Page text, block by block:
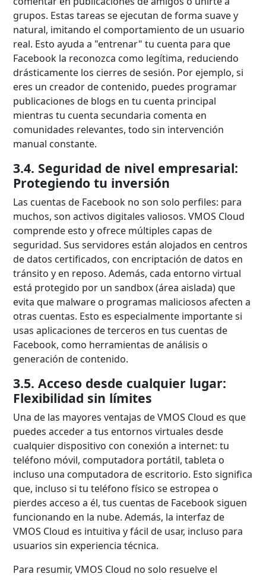
grupos. Estas tareas se ejecutan de forma suave y
natural, imitando el comportamiento de un usuario
real. Esto ayuda a "entrenar" tu cuenta para que
Facebook la reconozca como legítima, reduciendo
drásticamente los cierres de sesión. Por ejemplo, si
eres un creador de contenido, puedes programar
publicaciones de blogs en tu cuenta principal
mientras tu cuenta secundaria comenta en
comunidades relevantes, todo sin intervención
manual constante.
3.4. Seguridad de nivel empresarial:
Protegiendo tu inversión
Las cuentas de Facebook no son solo perfiles: para
muchos, son activos digitales valiosos. VMOS Cloud
comprende esto y ofrece múltiples capas de
seguridad. Sus servidores están alojados en centros
de datos certificados, con encriptación de datos en
tránsito y en reposo. Además, cada entorno virtual
está protegido por un sandbox (área aislada) que
evita que malware o programas maliciosos afecten a
otras cuentas. Esto es especialmente importante si
usas aplicaciones de terceros en tus cuentas de
Facebook, como herramientas de análisis o
generación de contenido.
3.5. Acceso desde cualquier lugar:
Flexibilidad sin límites
Una de las mayores ventajas de VMOS Cloud es que
puedes acceder a tus entornos virtuales desde
cualquier dispositivo con conexión a internet: tu
teléfono móvil, computadora portátil, tableta o
incluso una computadora de escritorio. Esto significa
que, incluso si tu teléfono físico se estropea o
pierdes acceso a él, tus cuentas de Facebook siguen
funcionando en la nube. Además, la interfaz de
VMOS Cloud es intuitiva y fácil de usar, incluso para
usuarios sin experiencia técnica.
Para resumir, VMOS Cloud no solo resuelve el